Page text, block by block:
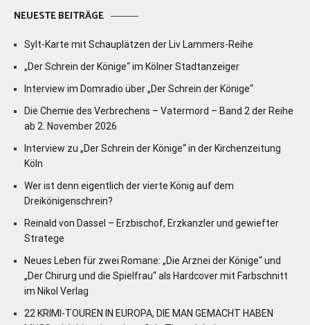
NEUESTE BEITRÄGE
Sylt-Karte mit Schauplätzen der Liv Lammers-Reihe
„Der Schrein der Könige“ im Kölner Stadtanzeiger
Interview im Domradio über „Der Schrein der Könige“
Die Chemie des Verbrechens – Vatermord – Band 2 der Reihe
ab 2. November 2026
Interview zu „Der Schrein der Könige“ in der Kirchenzeitung
Köln
Wer ist denn eigentlich der vierte König auf dem
Dreikönigenschrein?
Reinald von Dassel – Erzbischof, Erzkanzler und gewiefter
Stratege
Neues Leben für zwei Romane: „Die Arznei der Könige“ und
„Der Chirurg und die Spielfrau“ als Hardcover mit Farbschnitt
im Nikol Verlag
22 KRIMI-TOUREN IN EUROPA, DIE MAN GEMACHT HABEN